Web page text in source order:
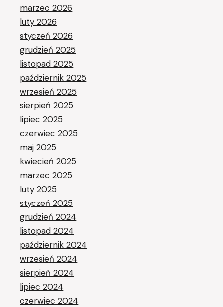
marzec 2026
luty 2026
styczeń 2026
grudzień 2025
listopad 2025
październik 2025
wrzesień 2025
sierpień 2025
lipiec 2025
czerwiec 2025
maj 2025
kwiecień 2025
marzec 2025
luty 2025
styczeń 2025
grudzień 2024
listopad 2024
październik 2024
wrzesień 2024
sierpień 2024
lipiec 2024
czerwiec 2024